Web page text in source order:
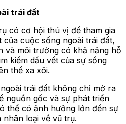
trái đất
có cơ hội thú vị để tham gia
của cuộc sống ngoài trái đất,
và môi trường có khả năng hỗ
kiếm dấu vết của sự sống
thể xa xôi.
trái đất không chỉ mở ra
nguồn gốc và sự phát triển
thể có ảnh hưởng lớn đến sự
nhân loại về vũ trụ.